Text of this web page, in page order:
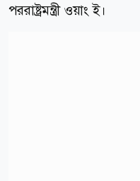
পররাষ্ট্রমন্ত্রী ওয়াং ই।